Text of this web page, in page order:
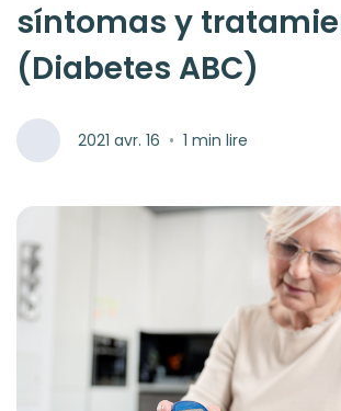
síntomas y
(Diabetes ABC)
2021 avr. 16 • 1 min lire